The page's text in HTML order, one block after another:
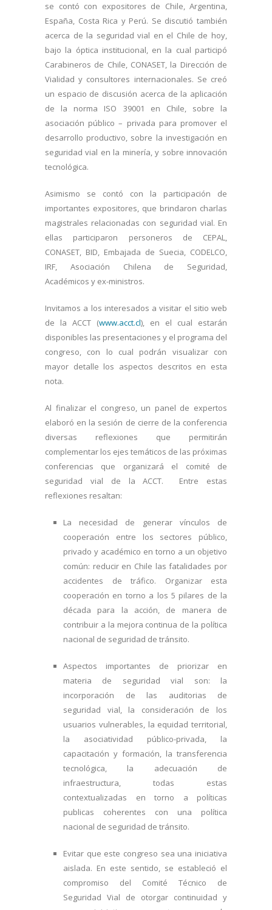
se contó con expositores de Chile, Argentina,
España, Costa Rica y Perú. Se discutió también
acerca de la seguridad vial en el Chile de hoy,
bajo la óptica institucional, en la cual participó
Carabineros de Chile, CONASET, la Dirección de
Vialidad y consultores internacionales. Se creó
un espacio de discusión acerca de la aplicación
de la norma ISO 39001 en Chile, sobre la
asociación público – privada para promover el
desarrollo productivo, sobre la investigación en
seguridad vial en la minería, y sobre innovación
tecnológica.
Asimismo se contó con la participación de
importantes expositores, que brindaron charlas
magistrales relacionadas con seguridad vial. En
ellas participaron personeros de CEPAL,
CONASET, BID, Embajada de Suecia, CODELCO,
IRF, Asociación Chilena de Seguridad,
Académicos y ex-ministros.
Invitamos a los interesados a visitar el sitio web
de la ACCT (www.acct.cl), en el cual estarán
disponibles las presentaciones y el programa del
congreso, con lo cual podrán visualizar con
mayor detalle los aspectos descritos en esta
nota.
Al finalizar el congreso, un panel de expertos
elaboró en la sesión de cierre de la conferencia
diversas reflexiones que permitirán
complementar los ejes temáticos de las próximas
conferencias que organizará el comité de
seguridad vial de la ACCT. Entre estas
reflexiones resaltan:
La necesidad de generar vínculos de
cooperación entre los sectores público,
privado y académico en torno a un objetivo
común: reducir en Chile las fatalidades por
accidentes de tráfico. Organizar esta
cooperación en torno a los 5 pilares de la
década para la acción, de manera de
contribuir a la mejora continua de la política
nacional de seguridad de tránsito.
Aspectos importantes de priorizar en
materia de seguridad vial son: la
incorporación de las auditorias de
seguridad vial, la consideración de los
usuarios vulnerables, la equidad territorial,
la asociatividad público-privada, la
capacitación y formación, la transferencia
tecnológica, la adecuación de
infraestructura, todas estas
contextualizadas en torno a políticas
publicas coherentes con una política
nacional de seguridad de tránsito.
Evitar que este congreso sea una iniciativa
aislada. En este sentido, se estableció el
compromiso del Comité Técnico de
Seguridad Vial de otorgar continuidad y